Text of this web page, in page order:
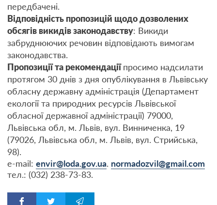
передбачені.
Відповідність пропозицій щодо дозволених
обсягів викидів законодавству: Викиди
забруднюючих речовин відповідають вимогам
законодавства.
Пропозиції та рекомендаціїпросимо надсилати
протягом 30 днів з дня опублікування в Львівську
обласну державну адміністрація (Департамент
екології та природних ресурсів Львівської
обласної державної адміністрації) 79000,
Львівська обл, м. Львів, вул. Винниченка, 19
(79026, Львівська обл, м. Львів, вул. Стрийська,
98).
е-mail: envir@loda.gov.ua. normadozvil@gmail.com
тел.: (032) 238-73-83.